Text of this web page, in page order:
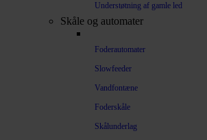
Understøtning af gamle led
Skåle og automater
Foderautomater
Slowfeeder
Vandfontæne
Foderskåle
Skålunderlag